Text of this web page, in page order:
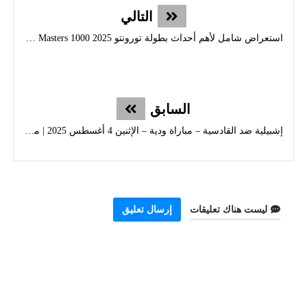
التالي
استعراض شامل لأهم أحداث بطولة تورونتو ATP Masters 1000 2025
السابق
إشبيلية ضد القادسية – مباراة ودية – الإثنين 4 أغسطس 2025 | مباريات ستور
ليست هناك تعليقات إرسال تعليق